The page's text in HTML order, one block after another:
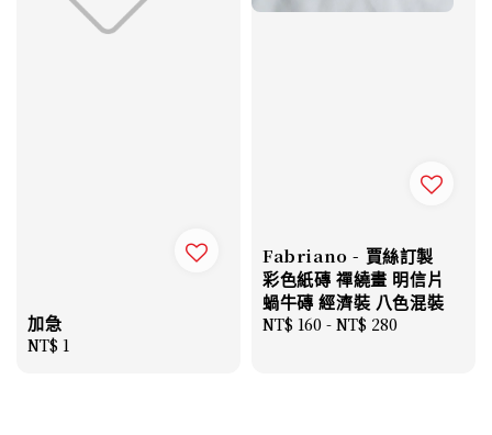
加急
Regular
NT$ 1
Fabriano - 賈絲訂製
彩色紙磚 禪繞畫 明信片
蝸牛磚 經濟裝 八色混裝
Regular
NT$ 160 - NT$ 280